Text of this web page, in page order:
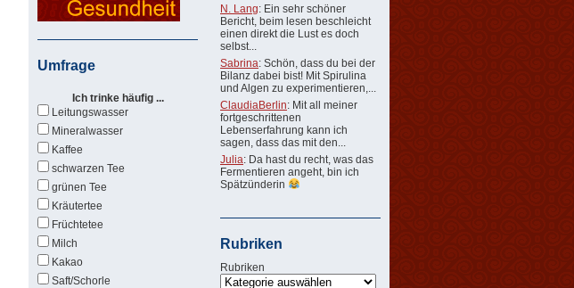
Umfrage
Ich trinke häufig ...
Leitungswasser
Mineralwasser
Kaffee
schwarzen Tee
grünen Tee
Kräutertee
Früchtetee
Milch
Kakao
Saft/Schorle
N. Lang: Ein sehr schöner
Bericht, beim lesen beschleicht
einen direkt die Lust es doch
selbst...
Sabrina: Schön, dass du bei der
Bilanz dabei bist! Mit Spirulina
und Algen zu experimentieren,...
ClaudiaBerlin: Mit all meiner
fortgeschrittenen
Lebenserfahrung kann ich
sagen, dass das mit den...
Julia: Da hast du recht, was das
Fermentieren angeht, bin ich
Spätzünderin
Rubriken
Rubriken